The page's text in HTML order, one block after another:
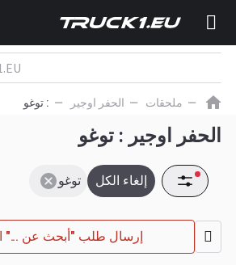
ملحقات الحفر اوجير : توغو
الحفر اوجير : توغو
توغو إلغاء الكل
إرسال طلب "أبحث عن ..."